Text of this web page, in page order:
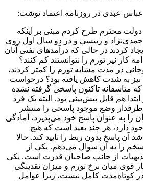
عباس عبدی در روزنامه اعتماد نوشت:
محترم طرح کردم مبنی بر اینکه
و رییسی و در دو سال اول روی
کردند در حالی که درآمدهای نفتی آنان
کار نیز تورم را نتوانستند کم کنند؟
در مدت مشابه تورم را کمتر کردند،
نیز به‌ شدت کاهش یافته بود؟ درخواست
متاسفانه تاکنون پاسخی گرفته نشده
هم قابل پیش‌بینی بود. البته یک فرد
طرفدار وضع موجود پاسخی را منتشر
به عنوان پاسخ خود می‌پذیرد، آمادگی
دارد، هر چند بعید است که هیچ
آن پاسخ بدون ربط را تایید کند. حالا
را به آن سوال می‌دهم. یکی از
از جانب صاحبان قدرت است. یکی
قوی میان نرخ تورم و میزان نقدینگی
کوتاه‌مدت کامل نیست، زیرا عوامل